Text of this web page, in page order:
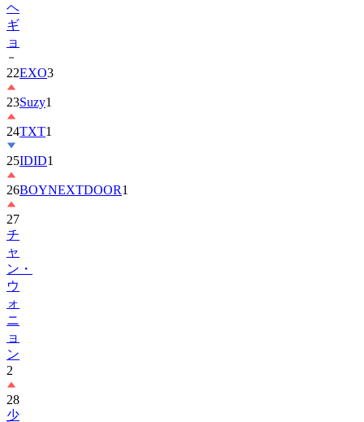
ヘ
ギ
ョ
22EXO3
23Suzy1
24TXT1
25IDID1
26BOYNEXTDOOR1
27
チ
ャ
ン・
ウ
ォ
ニ
ョ
ン
2
28
少